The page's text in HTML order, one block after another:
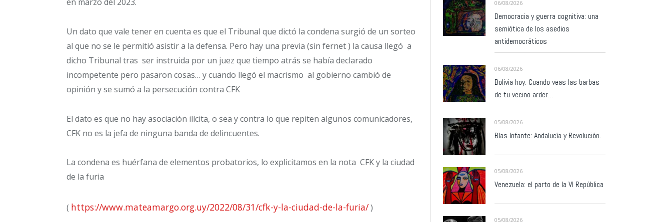
Un dato que vale tener en cuenta es que el Tribunal que dictó la condena surgió de un sorteo
al que no se le permitió asistir a la defensa. Pero hay una previa (sin fernet ) la causa llegó a
dicho Tribunal tras ser instruida por un juez que tiempo atrás se había declarado
incompetente pero pasaron cosas… y cuando llegó el macrismo al gobierno cambió de
opinión y se sumó a la persecución contra CFK
El dato es que no hay asociación ilícita, o sea y contra lo que repiten algunos comunicadores,
CFK no es la jefa de ninguna banda de delincuentes.
La condena es huérfana de elementos probatorios, lo explicitamos en la nota CFK y la ciudad
de la furia
( https://www.mateamargo.org.uy/2022/08/31/cfk-y-la-ciudad-de-la-furia/)
06/08/2026
Democracia y guerra cognitiva: una
semiótica de los asedios
antidemocráticos
06/08/2026
Bolivia hoy: Cuando veas las barbas
de tu vecino arder…
05/08/2026
Blas Infante: Andalucía y Revolución.
05/08/2026
Venezuela: el parto de la VI República
05/08/2026